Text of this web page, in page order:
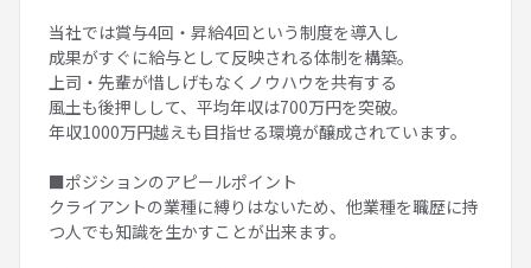
当社では賞与4回・昇給4回という制度を導入し
成果がすぐに給与として反映される体制を構築。
上司・先輩が惜しげもなくノウハウを共有する
風土も後押しして、平均年収は700万円を突破。
年収1000万円越えも目指せる環境が醸成されています。
■ポジションのアピールポイント
クライアントの業種に縛りはないため、他業種を職歴に持
つ人でも知識を生かすことが出来ます。